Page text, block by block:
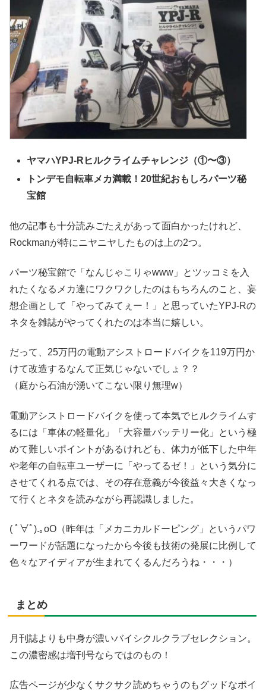
ヤマハYPJ-Rヒルクライムチャレンジ（①〜③）
トンデモ自転車メカ満載！20世紀おもしろパーツ秘
宝館
他の記事も十分読みごたえがあって面白かったけれど、
Rockmanが特にニヤニヤしたものは上の2つ。
パーツ秘宝館で「なんじゃこりゃwww」とツッコミを入
れたくなるメカ達にワクワクしたのはもちろんのこと、妄
想企画として「やってみてぇー！」と思っていたYPJ-Rの
ネタを雑誌がやってくれたのは本当に嬉しい。
だって、25万円の電動アシストロードバイクを119万円か
けて改造するなんて正気じゃないでしょ？？
（庭から石油が湧いてこない限り無理w）
電動アシストロードバイクを使って本気でヒルクライムす
るには「車体の軽量化」「大容量バッテリー化」という極
めて難しいポイントがあるけれども、体力が低下した中年
や老年の自転車ユーザーに「やってるゼ！」という気分に
させてくれる点では、その存在意義が今後益々大きくなっ
て行くとネタを読みながら再認識しました。
( ﾟ∀ﾟ).｡oO（昨年は「メカニカルドーピング」というパワ
ーワードが話題になったから今後も技術の発展に比例して
色々なアイディアが生まれてくるんだろうね・・・）
まとめ
月刊誌よりも中身が濃いバイシクルクラブセレクション。
この濃密感は増刊号ならではのもの！
広告ページが少なくサクサク読めちゃうのもグッドなポイ